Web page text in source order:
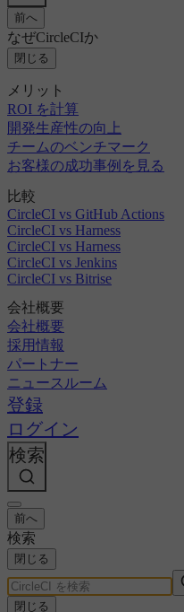
前へ
なぜCircleCIか
閉じる
メリット
ROI を計算
開発生産性の向上
チームのベンチマーク
お客様の成功事例を見る
比較
CircleCI vs GitHub Actions
CircleCI vs Harness
CircleCI vs Harness
CircleCI vs Jenkins
CircleCI vs Bitrise
会社概要
会社概要
採用情報
パートナー
ニュースルーム
登録
ログイン
検索
前へ
検索
閉じる
閉じる